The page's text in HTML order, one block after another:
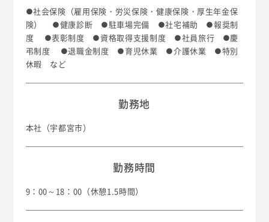
●社会保険（雇用保険・労災保険・健康保険・厚生年金保
険）
●健康診断 ●駐車場完備 ●社宅補助 ●報奨制
度
●表彰制度 ●資格取得支援制度 ●社員旅行 ●慶
弔制度
●退職金制度 ●育児休業 ●介護休業 ●特別
休暇 など
勤務地
本社（宇都宮市）
勤務時間
9：00～18：00（休憩1.5時間）